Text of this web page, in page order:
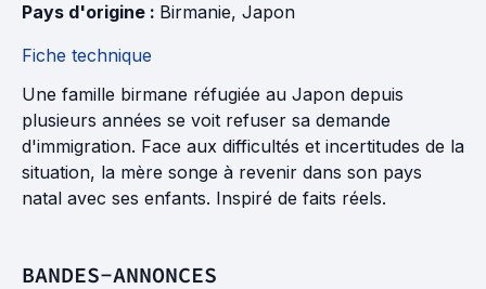
Pays d'origine : Birmanie, Japon
Fiche technique
Une famille birmane réfugiée au Japon depuis
plusieurs années se voit refuser sa demande
d'immigration. Face aux difficultés et incertitudes de la
situation, la mère songe à revenir dans son pays
natal avec ses enfants. Inspiré de faits réels.
BANDES-ANNONCES